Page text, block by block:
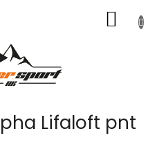
KOŠÍK
Lifaloft pnt